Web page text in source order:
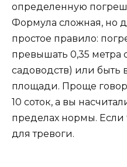
определенную
Формула сложная, но
простое правило:
превышать 0,35 метра
садоводств) или быть
площади. Проще
10 соток, а вы
пределах нормы.
для тревоги.